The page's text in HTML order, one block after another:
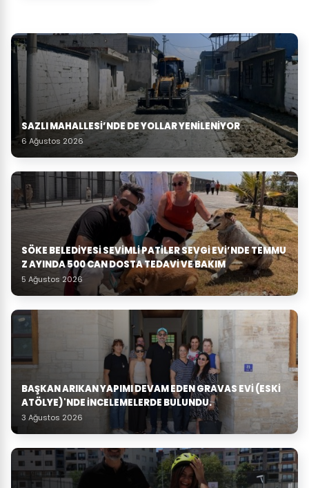
SAZLI MAHALLESİ’NDE DE YOLLAR YENİLENİYOR
6 Ağustos 2026
SÖKE BELEDIYESI SEVIMLI PATILER SEVGI EVI’NDE TEMMU
Z AYINDA 500 CAN DOSTA TEDAVI VE BAKIM
5 Ağustos 2026
BAŞKAN ARIKAN YAPIMI DEVAM EDEN GRAVAS EVI (ESKI
ATÖLYE)'NDE İNCELEMELERDE BULUNDU.
3 Ağustos 2026